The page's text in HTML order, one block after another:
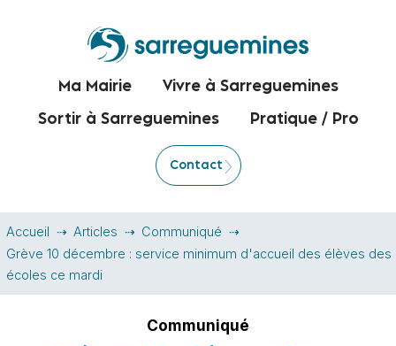
Ma Mairie Vivre à Sarreguemines
Sortir à Sarreguemines Pratique / Pro
Contact
Accueil Articles
Communiqué
Grève 10 décembre : service minimum d'accueil des élèves des
écoles ce mardi
Communiqué